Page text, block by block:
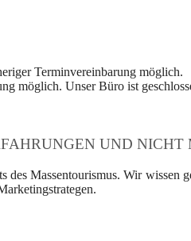
Terminvereinbarung möglich.
möglich. Unser Büro ist
UND NICHT
Massentourismus. Wir